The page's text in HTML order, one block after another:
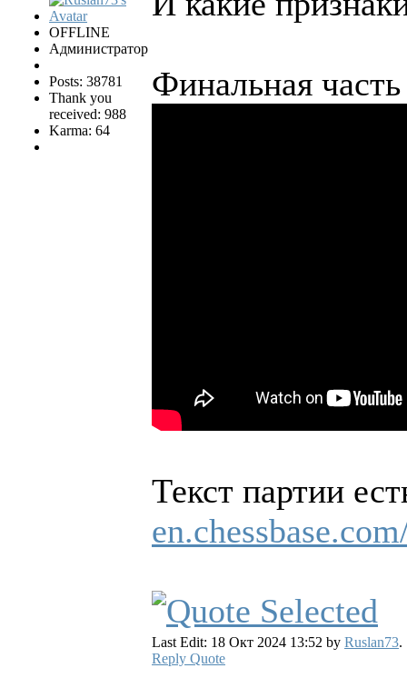
OFFLINE
Администратор
Posts: 38781
Thank you
received: 988
Karma: 64
Финальная
Текст партии
Last Edit: 18 Окт 2024 13:52 by Ruslan73.
Reply Quote